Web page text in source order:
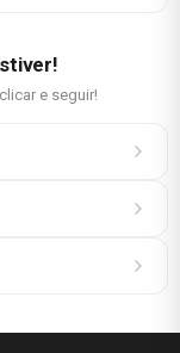
e seguir!